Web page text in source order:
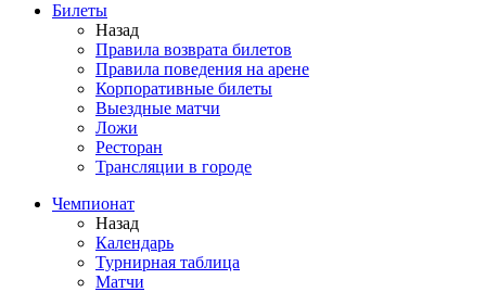
Билеты
Назад
Правила возврата билетов
Правила поведения на арене
Корпоративные билеты
Выездные матчи
Ложи
Ресторан
Трансляции в городе
Чемпионат
Назад
Календарь
Турнирная таблица
Матчи